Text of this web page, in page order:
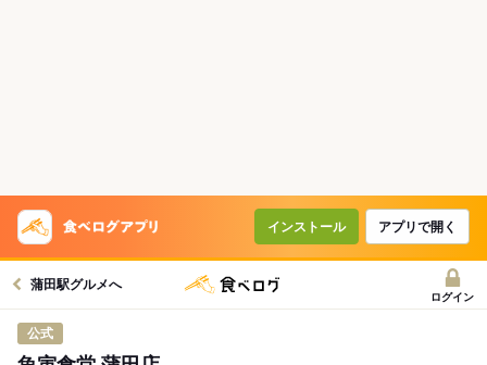
インストール アプリで開く
蒲田駅グルメへ
ログイン
公式